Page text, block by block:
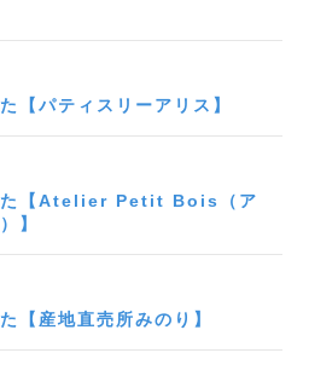
【パティスリーアリス】
た【Atelier Petit Bois（ア
】
【産地直売所みのり】